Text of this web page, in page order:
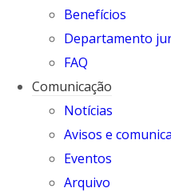
Benefícios
Departamento
FAQ
Comunicação
Notícias
Avisos e
Eventos
Arquivo